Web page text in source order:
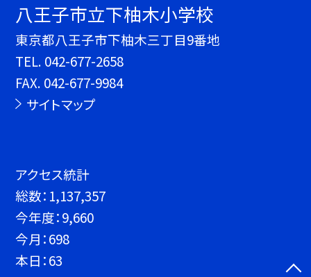
八王子市立下柚木小学校
東京都八王子市下柚木三丁目9番地
TEL. 042-677-2658
FAX. 042-677-9984
サイトマップ
アクセス統計
総数： 1,137,357
今年度：9,660
今月：698
本日：63